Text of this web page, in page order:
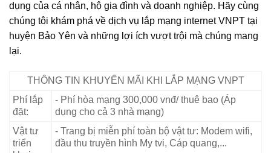
dụng của cá nhân, hộ gia đình và doanh nghiệp. Hãy cùng
chúng tôi khám phá về dịch vụ lắp mạng internet VNPT tại
huyện Bảo Yên và những lợi ích vượt trội mà chúng mang
lại.
THÔNG TIN KHUYẾN MÃI KHI LẮP MẠNG VNPT
Phí lắp
đặt:
- Phí hòa mạng 300,000 vnđ/ thuê bao (Áp
dụng cho cả 3 nhà mạng)
Vật tư
triển
- Trang bị miễn phí toàn bộ vật tư: Modem wifi,
đầu thu truyền hình My tvi, Cáp quang,...